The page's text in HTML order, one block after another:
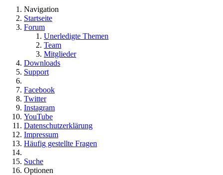
Navigation
Startseite
Forum
Unerledigte Themen
Team
Mitglieder
Downloads
Support
Facebook
Twitter
Instagram
YouTube
Datenschutzerklärung
Impressum
Häufig gestellte Fragen
Suche
Optionen